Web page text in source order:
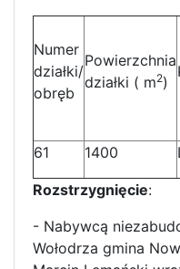
Numer
działki/
obręb
Powierzchnia
działki ( m2)
61 1400
Rozstrzygnięcie:
- Nabywcą
Wołodrza gmina